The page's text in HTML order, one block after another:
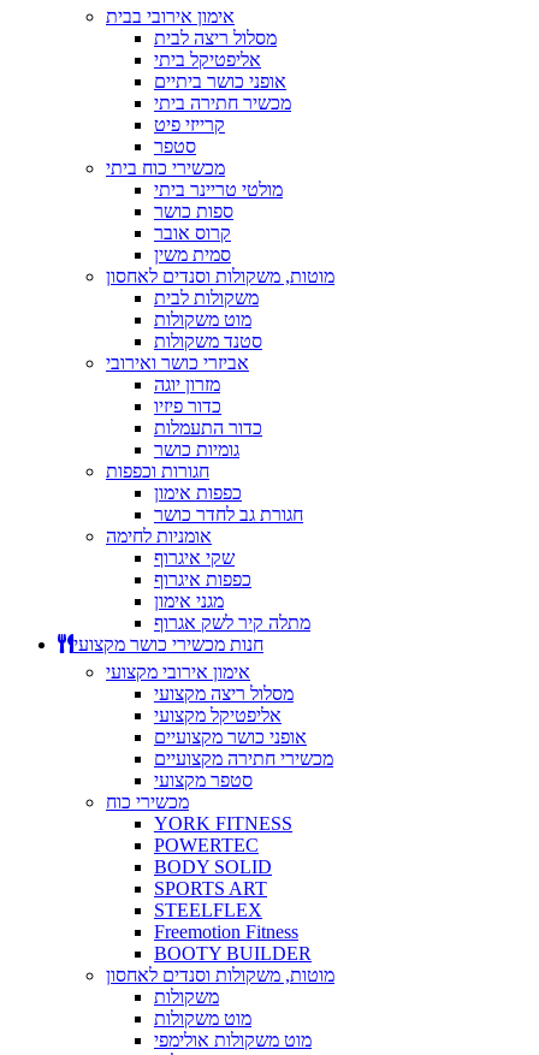
אימון אירובי בבית
מסלול ריצה לבית
אליפטיקל ביתי
אופני כושר ביתיים
מכשיר חתירה ביתי
קרייזי פיט
סטפר
מכשירי כוח ביתי
מולטי טריינר ביתי
ספות כושר
קרוס אובר
סמית משין
מוטות, משקולות וסנדים לאחסון
משקולות לבית
מוט משקולות
סטנד משקולות
אביזרי כושר ואירובי
מזרון יוגה
כדור פיזיו
כדור התעמלות
גומיות כושר
חגורות וכפפות
כפפות אימון
חגורת גב לחדר כושר
אומניות לחימה
שקי איגרוף
כפפות איגרוף
מגני אימון
מתלה קיר לשק אגרוף
חנות מכשירי כושר מקצועי
אימון אירובי מקצועי
מסלול ריצה מקצועי
אליפטיקל מקצועי
אופני כושר מקצועיים
מכשירי חתירה מקצועיים
סטפר מקצועי
מכשירי כוח
YORK FITNESS
POWERTEC
BODY SOLID
SPORTS ART
STEELFLEX
Freemotion Fitness
BOOTY BUILDER
מוטות, משקולות וסנדים לאחסון
משקולות
מוט משקולות
מוט משקולות אולימפי